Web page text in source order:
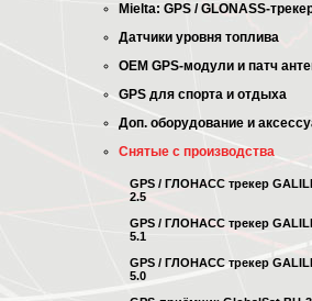
Mielta: GPS / GLONASS-
Датчики уровня топлива
OEM GPS-модули и патч
GPS для спорта и отдыха
Доп. оборудование и
Снятые с производства
GPS / ГЛОНАСС трекер
2.5
GPS / ГЛОНАСС трекер
5.1
GPS / ГЛОНАСС трекер
5.0